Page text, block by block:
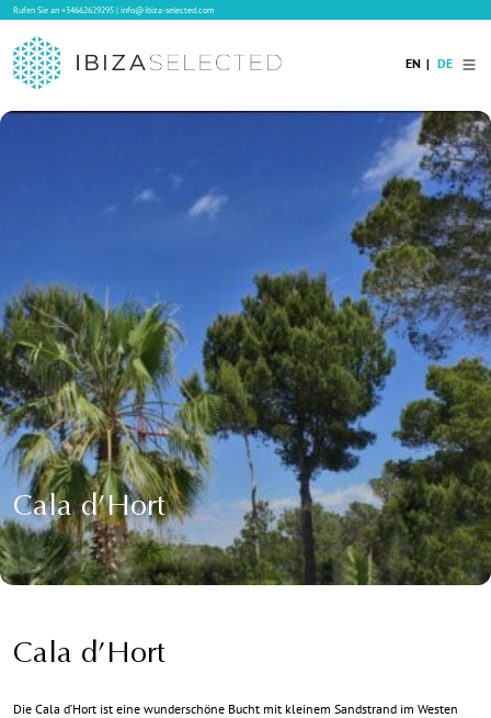
Rufen Sie an+34662629295|info@ibiza-selected.com
Verkauf
Blog
Services
Kontakt
EN DE
Cala d’Hort
Cala d’Hort
Die Cala d’Hort ist eine wunderschöne Bucht mit kleinem Sandstrand im Westen